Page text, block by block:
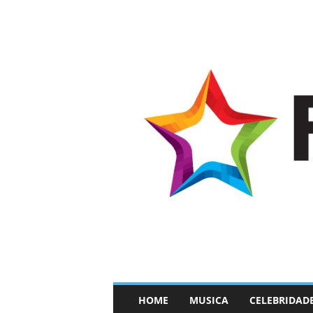
HOME MUSICA